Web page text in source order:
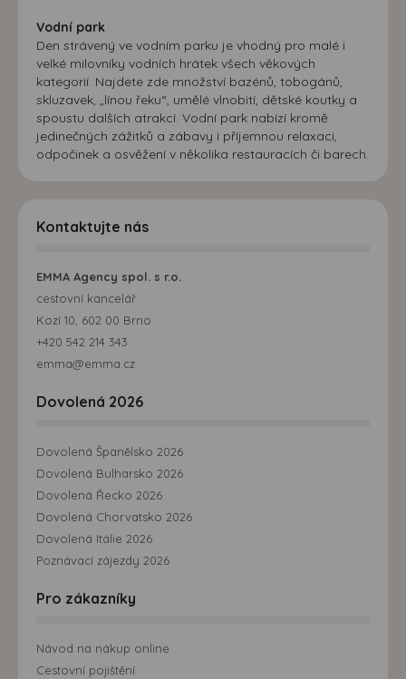
Vodní park
Den strávený ve vodním parku je vhodný pro malé i
velké milovníky vodních hrátek všech věkových
kategorií. Najdete zde množství bazénů, tobogánů,
skluzavek, „línou řeku“, umělé vlnobití, dětské koutky a
spoustu dalších atrakcí. Vodní park nabízí kromě
jedinečných zážitků a zábavy i příjemnou relaxaci,
odpočinek a osvěžení v několika restauracích či barech.
Kontaktujte nás
EMMA Agency spol. s r.o.
cestovní kancelář
Kozí 10, 602 00 Brno
+420 542 214 343
emma@emma.cz
Dovolená 2026
Dovolená Španělsko 2026
Dovolená Bulharsko 2026
Dovolená Řecko 2026
Dovolená Chorvatsko 2026
Dovolená Itálie 2026
Poznávací zájezdy 2026
Pro zákazníky
Návod na nákup online
Cestovní pojištění